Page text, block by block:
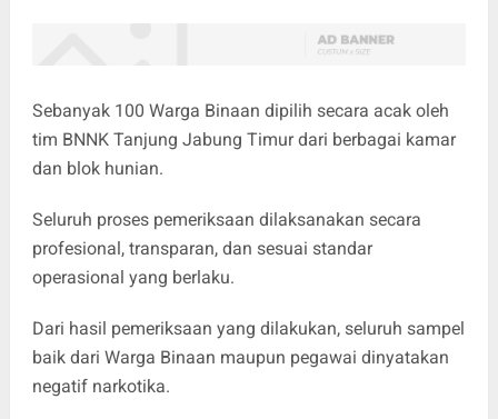
Sebanyak 100 Warga Binaan dipilih secara acak oleh
tim BNNK Tanjung Jabung Timur dari berbagai kamar
dan blok hunian.
Seluruh proses pemeriksaan dilaksanakan secara
profesional, transparan, dan sesuai standar
operasional yang berlaku.
Dari hasil pemeriksaan yang dilakukan, seluruh sampel
baik dari Warga Binaan maupun pegawai dinyatakan
negatif narkotika.